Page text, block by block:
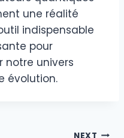
une réalité
indispensable
pour
notre univers
évolution.